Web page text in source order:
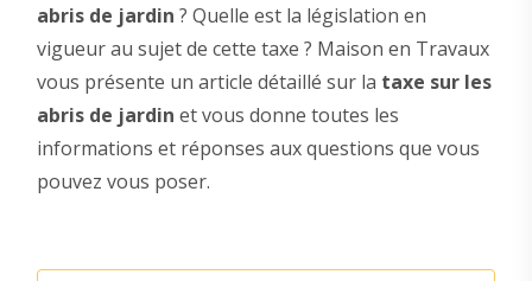
abris de jardin ? Quelle est la législation en
vigueur au sujet de cette taxe ? Maison en Travaux
vous présente un article détaillé sur la taxe sur les
abris de jardin et vous donne toutes les
informations et réponses aux questions que vous
pouvez vous poser.